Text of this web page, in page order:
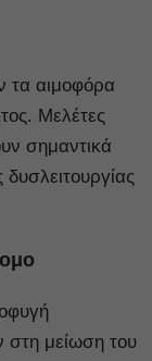
τα αιμοφόρα
Μελέτες
σημαντικά
στη μείωση του